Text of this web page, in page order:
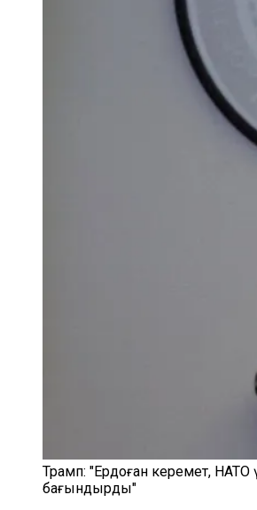
Трамп: "Ердоған керемет, НАТО
бағындырды"